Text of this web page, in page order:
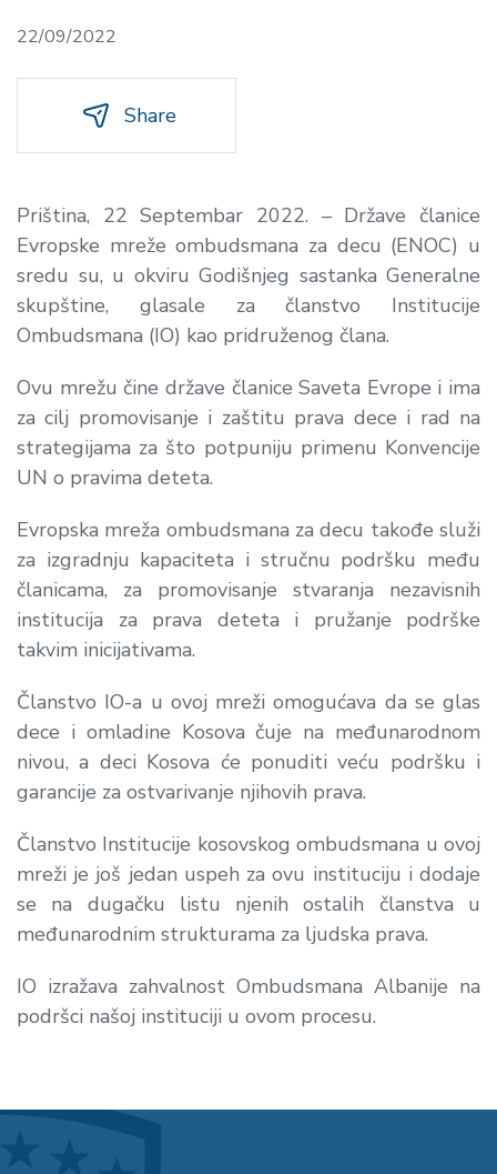
22/09/2022
Share
Priština, 22 Septembar 2022. – Države članice
Evropske mreže ombudsmana za decu (ENOC) u
sredu su, u okviru Godišnjeg sastanka Generalne
skupštine, glasale za članstvo Institucije
Ombudsmana (IO) kao pridruženog člana.
Ovu mrežu čine države članice Saveta Evrope i ima
za cilj promovisanje i zaštitu prava dece i rad na
strategijama za što potpuniju primenu Konvencije
UN o pravima deteta.
Evropska mreža ombudsmana za decu takođe služi
za izgradnju kapaciteta i stručnu podršku među
članicama, za promovisanje stvaranja nezavisnih
institucija za prava deteta i pružanje podrške
takvim inicijativama.
Članstvo IO-a u ovoj mreži omogućava da se glas
dece i omladine Kosova čuje na međunarodnom
nivou, a deci Kosova će ponuditi veću podršku i
garancije za ostvarivanje njihovih prava.
Članstvo Institucije kosovskog ombudsmana u ovoj
mreži je još jedan uspeh za ovu instituciju i dodaje
se na dugačku listu njenih ostalih članstva u
međunarodnim strukturama za ljudska prava.
IO izražava zahvalnost Ombudsmana Albanije na
podršci našoj instituciji u ovom procesu.